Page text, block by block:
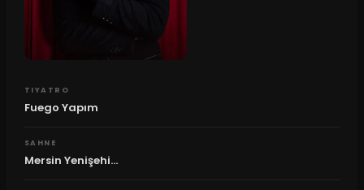
TIYATRO
Fuego Yapım
SAHNE
Mersin Yenişehi...